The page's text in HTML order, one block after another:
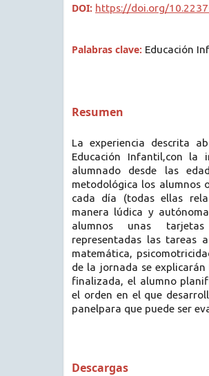
DOI: https://doi.org/
Palabras clave: Educación
Resumen
La experiencia descrita
Educación Infantil,con la
alumnado desde las
metodológica los alumnos
cada día (todas ellas
manera lúdica y
alumnos unas
representadas las tareas
matemática,
de la jornada se
finalizada, el alumno
el orden en el que
panelpara que puede ser
Descargas